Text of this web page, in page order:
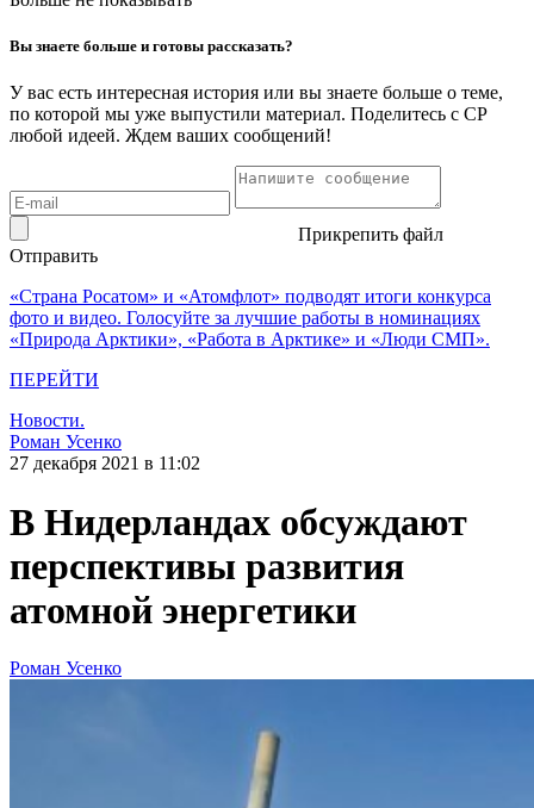
Вы знаете больше и готовы рассказать?
У вас есть интересная история или вы знаете больше о теме,
по которой мы уже выпустили материал. Поделитесь с СР
любой идеей. Ждем ваших сообщений!
Прикрепить файл
Отправить
«Страна Росатом» и «Атомфлот» подводят итоги конкурса
фото и видео. Голосуйте за лучшие работы в номинациях
«Природа Арктики», «Работа в Арктике» и «Люди СМП».
ПЕРЕЙТИ
Новости.
Роман Усенко
27 декабря 2021 в 11:02
В Нидерландах обсуждают
перспективы развития
атомной энергетики
Роман Усенко